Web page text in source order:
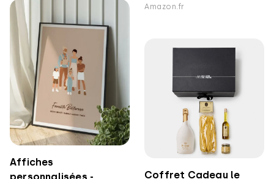
Amazon.fr
Affiches
Coffret Cadeau le